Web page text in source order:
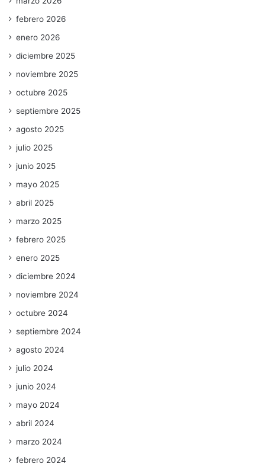
febrero 2026
enero 2026
diciembre 2025
noviembre 2025
octubre 2025
septiembre 2025
agosto 2025
julio 2025
junio 2025
mayo 2025
abril 2025
marzo 2025
febrero 2025
enero 2025
diciembre 2024
noviembre 2024
octubre 2024
septiembre 2024
agosto 2024
julio 2024
junio 2024
mayo 2024
abril 2024
marzo 2024
febrero 2024